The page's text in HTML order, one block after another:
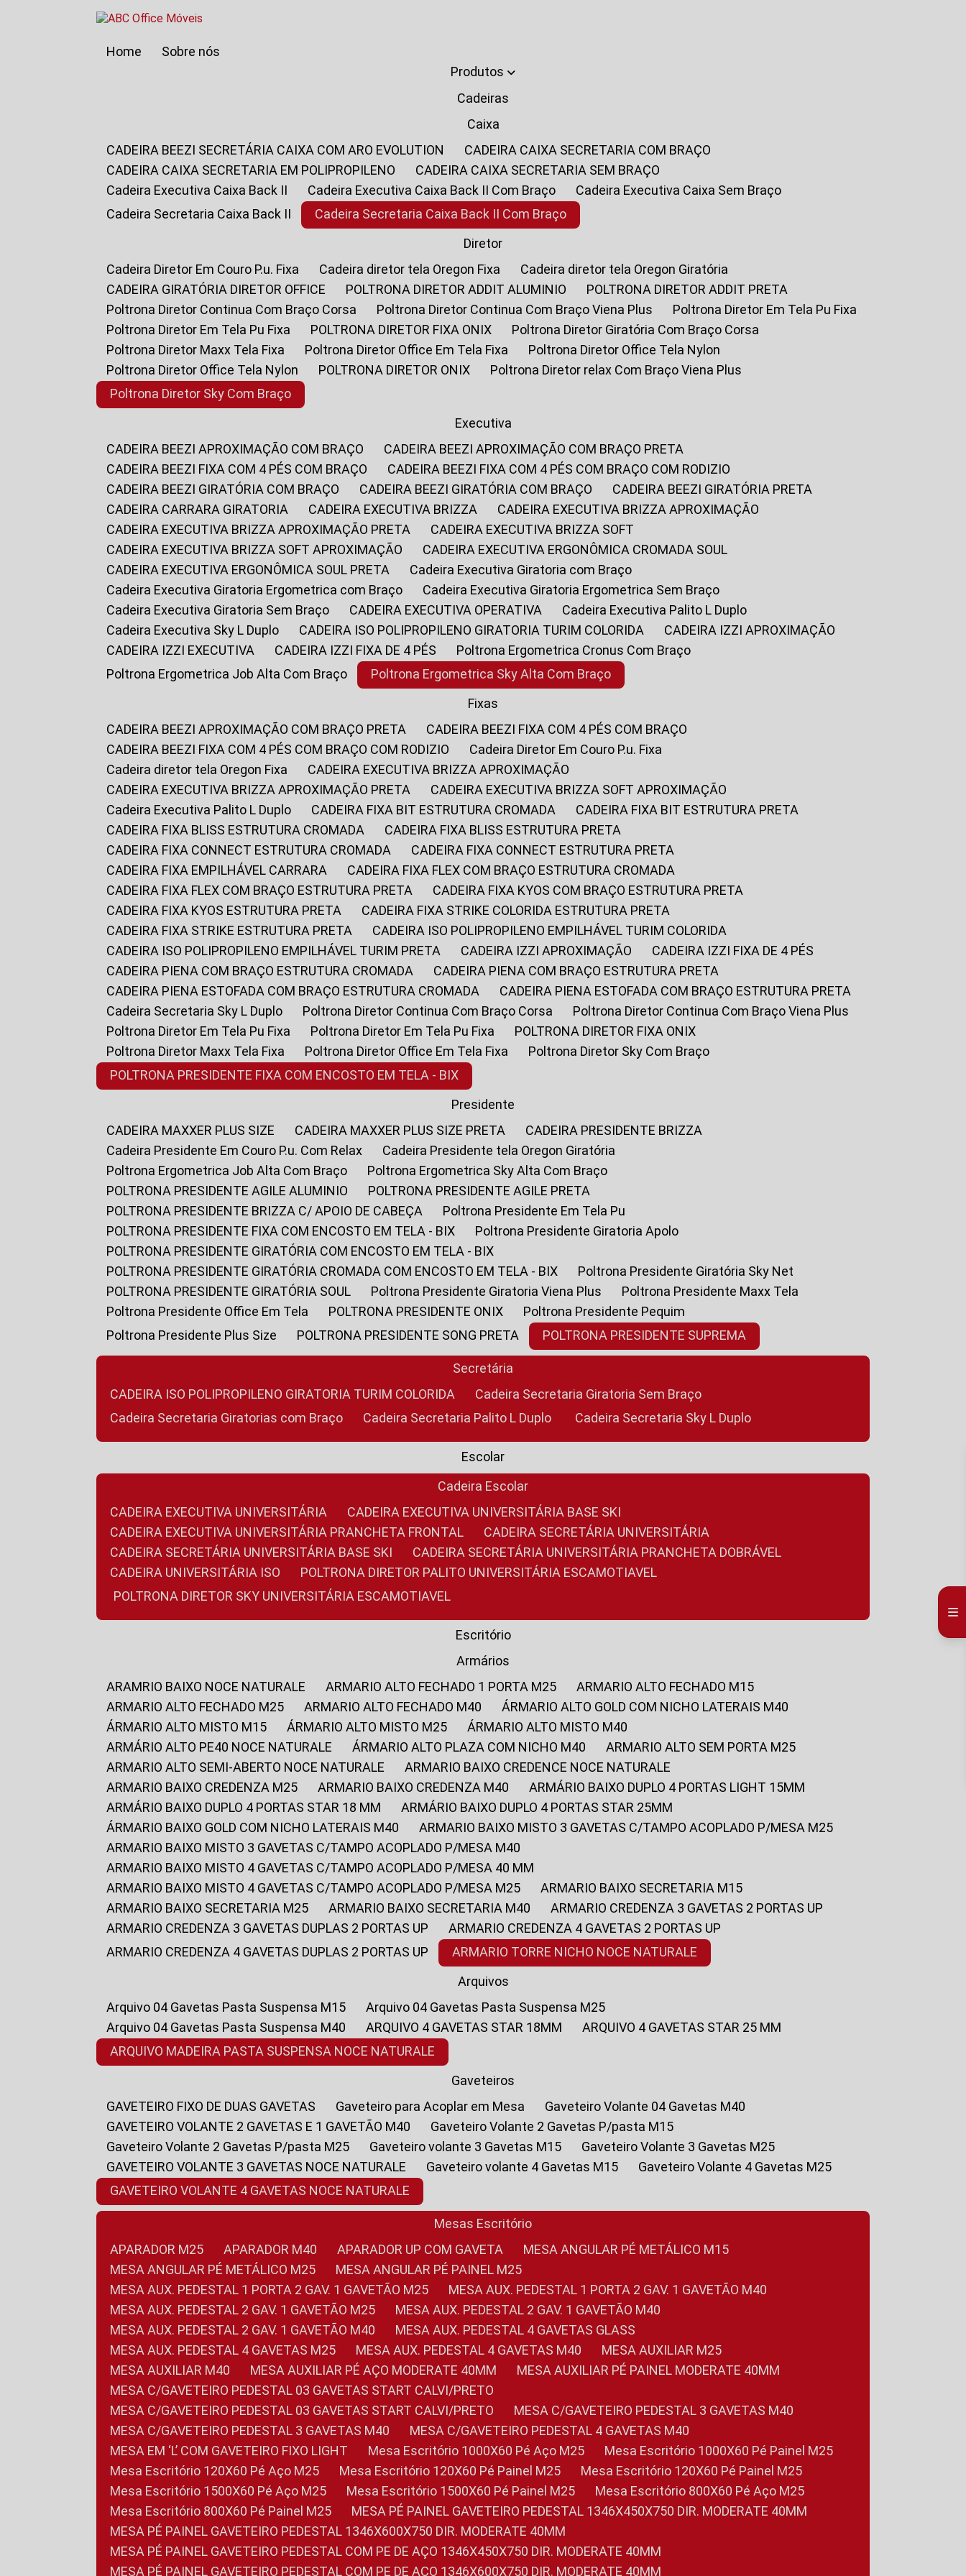
Home
Sobre nós
Produtos
Cadeiras
Caixa
CADEIRA BEEZI SECRETÁRIA CAIXA COM ARO EVOLUTION
CADEIRA CAIXA SECRETARIA COM BRAÇO
CADEIRA CAIXA SECRETARIA EM POLIPROPILENO
CADEIRA CAIXA SECRETARIA SEM BRAÇO
Cadeira Executiva Caixa Back II
Cadeira Executiva Caixa Back II Com Braço
Cadeira Executiva Caixa Sem Braço
Cadeira Secretaria Caixa Back II
Cadeira Secretaria Caixa Back II Com Braço
Diretor
Cadeira Diretor Em Couro P.u. Fixa
Cadeira diretor tela Oregon Fixa
Cadeira diretor tela Oregon Giratória
CADEIRA GIRATÓRIA DIRETOR OFFICE
POLTRONA DIRETOR ADDIT ALUMINIO
POLTRONA DIRETOR ADDIT PRETA
Poltrona Diretor Continua Com Braço Corsa
Poltrona Diretor Continua Com Braço Viena Plus
Poltrona Diretor Em Tela Pu Fixa
Poltrona Diretor Em Tela Pu Fixa
POLTRONA DIRETOR FIXA ONIX
Poltrona Diretor Giratória Com Braço Corsa
Poltrona Diretor Maxx Tela Fixa
Poltrona Diretor Office Em Tela Fixa
Poltrona Diretor Office Tela Nylon
Poltrona Diretor Office Tela Nylon
POLTRONA DIRETOR ONIX
Poltrona Diretor relax Com Braço Viena Plus
Poltrona Diretor Sky Com Braço
Executiva
CADEIRA BEEZI APROXIMAÇÃO COM BRAÇO
CADEIRA BEEZI APROXIMAÇÃO COM BRAÇO PRETA
CADEIRA BEEZI FIXA COM 4 PÉS COM BRAÇO
CADEIRA BEEZI FIXA COM 4 PÉS COM BRAÇO COM RODIZIO
CADEIRA BEEZI GIRATÓRIA COM BRAÇO
CADEIRA BEEZI GIRATÓRIA COM BRAÇO
CADEIRA BEEZI GIRATÓRIA PRETA
CADEIRA CARRARA GIRATORIA
CADEIRA EXECUTIVA BRIZZA
CADEIRA EXECUTIVA BRIZZA APROXIMAÇÃO
CADEIRA EXECUTIVA BRIZZA APROXIMAÇÃO PRETA
CADEIRA EXECUTIVA BRIZZA SOFT
CADEIRA EXECUTIVA BRIZZA SOFT APROXIMAÇÃO
CADEIRA EXECUTIVA ERGONÔMICA CROMADA SOUL
CADEIRA EXECUTIVA ERGONÔMICA SOUL PRETA
Cadeira Executiva Giratoria com Braço
Cadeira Executiva Giratoria Ergometrica com Braço
Cadeira Executiva Giratoria Ergometrica Sem Braço
Cadeira Executiva Giratoria Sem Braço
CADEIRA EXECUTIVA OPERATIVA
Cadeira Executiva Palito L Duplo
Cadeira Executiva Sky L Duplo
CADEIRA ISO POLIPROPILENO GIRATORIA TURIM COLORIDA
CADEIRA IZZI APROXIMAÇÃO
CADEIRA IZZI EXECUTIVA
CADEIRA IZZI FIXA DE 4 PÉS
Poltrona Ergometrica Cronus Com Braço
Poltrona Ergometrica Job Alta Com Braço
Poltrona Ergometrica Sky Alta Com Braço
Fixas
CADEIRA BEEZI APROXIMAÇÃO COM BRAÇO PRETA
CADEIRA BEEZI FIXA COM 4 PÉS COM BRAÇO
CADEIRA BEEZI FIXA COM 4 PÉS COM BRAÇO COM RODIZIO
Cadeira Diretor Em Couro P.u. Fixa
Cadeira diretor tela Oregon Fixa
CADEIRA EXECUTIVA BRIZZA APROXIMAÇÃO
CADEIRA EXECUTIVA BRIZZA APROXIMAÇÃO PRETA
CADEIRA EXECUTIVA BRIZZA SOFT APROXIMAÇÃO
Cadeira Executiva Palito L Duplo
CADEIRA FIXA BIT ESTRUTURA CROMADA
CADEIRA FIXA BIT ESTRUTURA PRETA
CADEIRA FIXA BLISS ESTRUTURA CROMADA
CADEIRA FIXA BLISS ESTRUTURA PRETA
CADEIRA FIXA CONNECT ESTRUTURA CROMADA
CADEIRA FIXA CONNECT ESTRUTURA PRETA
CADEIRA FIXA EMPILHÁVEL CARRARA
CADEIRA FIXA FLEX COM BRAÇO ESTRUTURA CROMADA
CADEIRA FIXA FLEX COM BRAÇO ESTRUTURA PRETA
CADEIRA FIXA KYOS COM BRAÇO ESTRUTURA PRETA
CADEIRA FIXA KYOS ESTRUTURA PRETA
CADEIRA FIXA STRIKE COLORIDA ESTRUTURA PRETA
CADEIRA FIXA STRIKE ESTRUTURA PRETA
CADEIRA ISO POLIPROPILENO EMPILHÁVEL TURIM COLORIDA
CADEIRA ISO POLIPROPILENO EMPILHÁVEL TURIM PRETA
CADEIRA IZZI APROXIMAÇÃO
CADEIRA IZZI FIXA DE 4 PÉS
CADEIRA PIENA COM BRAÇO ESTRUTURA CROMADA
CADEIRA PIENA COM BRAÇO ESTRUTURA PRETA
CADEIRA PIENA ESTOFADA COM BRAÇO ESTRUTURA CROMADA
CADEIRA PIENA ESTOFADA COM BRAÇO ESTRUTURA PRETA
Cadeira Secretaria Sky L Duplo
Poltrona Diretor Continua Com Braço Corsa
Poltrona Diretor Continua Com Braço Viena Plus
Poltrona Diretor Em Tela Pu Fixa
Poltrona Diretor Em Tela Pu Fixa
POLTRONA DIRETOR FIXA ONIX
Poltrona Diretor Maxx Tela Fixa
Poltrona Diretor Office Em Tela Fixa
Poltrona Diretor Sky Com Braço
POLTRONA PRESIDENTE FIXA COM ENCOSTO EM TELA - BIX
Presidente
CADEIRA MAXXER PLUS SIZE
CADEIRA MAXXER PLUS SIZE PRETA
CADEIRA PRESIDENTE BRIZZA
Cadeira Presidente Em Couro P.u. Com Relax
Cadeira Presidente tela Oregon Giratória
Poltrona Ergometrica Job Alta Com Braço
Poltrona Ergometrica Sky Alta Com Braço
POLTRONA PRESIDENTE AGILE ALUMINIO
POLTRONA PRESIDENTE AGILE PRETA
POLTRONA PRESIDENTE BRIZZA C/ APOIO DE CABEÇA
Poltrona Presidente Em Tela Pu
POLTRONA PRESIDENTE FIXA COM ENCOSTO EM TELA - BIX
Poltrona Presidente Giratoria Apolo
POLTRONA PRESIDENTE GIRATÓRIA COM ENCOSTO EM TELA - BIX
POLTRONA PRESIDENTE GIRATÓRIA CROMADA COM ENCOSTO EM TELA - BIX
Poltrona Presidente Giratória Sky Net
POLTRONA PRESIDENTE GIRATÓRIA SOUL
Poltrona Presidente Giratoria Viena Plus
Poltrona Presidente Maxx Tela
Poltrona Presidente Office Em Tela
POLTRONA PRESIDENTE ONIX
Poltrona Presidente Pequim
Poltrona Presidente Plus Size
POLTRONA PRESIDENTE SONG PRETA POLTRONA PRESIDENTE SUPREMA
Secretária
CADEIRA ISO POLIPROPILENO GIRATORIA TURIM COLORIDA
Cadeira Secretaria Giratoria Sem Braço
Cadeira Secretaria Giratorias com Braço
Cadeira Secretaria Palito L Duplo Cadeira Secretaria Sky L Duplo
Escolar
Cadeira Escolar
CADEIRA EXECUTIVA UNIVERSITÁRIA
CADEIRA EXECUTIVA UNIVERSITÁRIA BASE SKI
CADEIRA EXECUTIVA UNIVERSITÁRIA PRANCHETA FRONTAL
CADEIRA SECRETÁRIA UNIVERSITÁRIA
CADEIRA SECRETÁRIA UNIVERSITÁRIA BASE SKI
CADEIRA SECRETÁRIA UNIVERSITÁRIA PRANCHETA DOBRÁVEL
CADEIRA UNIVERSITÁRIA ISO
POLTRONA DIRETOR PALITO UNIVERSITÁRIA ESCAMOTIAVEL
POLTRONA DIRETOR SKY UNIVERSITÁRIA ESCAMOTIAVEL
Escritório
Armários
ARAMRIO BAIXO NOCE NATURALE
ARMARIO ALTO FECHADO 1 PORTA M25
ARMARIO ALTO FECHADO M15
ARMARIO ALTO FECHADO M25
ARMARIO ALTO FECHADO M40
ÁRMARIO ALTO GOLD COM NICHO LATERAIS M40
ÁRMARIO ALTO MISTO M15
ÁRMARIO ALTO MISTO M25
ÁRMARIO ALTO MISTO M40
ARMÁRIO ALTO PE40 NOCE NATURALE
ÁRMARIO ALTO PLAZA COM NICHO M40
ARMARIO ALTO SEM PORTA M25
ARMARIO ALTO SEMI-ABERTO NOCE NATURALE
ARMARIO BAIXO CREDENCE NOCE NATURALE
ARMARIO BAIXO CREDENZA M25
ARMARIO BAIXO CREDENZA M40
ARMÁRIO BAIXO DUPLO 4 PORTAS LIGHT 15MM
ARMÁRIO BAIXO DUPLO 4 PORTAS STAR 18 MM
ARMÁRIO BAIXO DUPLO 4 PORTAS STAR 25MM
ÁRMARIO BAIXO GOLD COM NICHO LATERAIS M40
ARMARIO BAIXO MISTO 3 GAVETAS C/TAMPO ACOPLADO P/MESA M25
ARMARIO BAIXO MISTO 3 GAVETAS C/TAMPO ACOPLADO P/MESA M40
ARMARIO BAIXO MISTO 4 GAVETAS C/TAMPO ACOPLADO P/MESA 40 MM
ARMARIO BAIXO MISTO 4 GAVETAS C/TAMPO ACOPLADO P/MESA M25
ARMARIO BAIXO SECRETARIA M15
ARMARIO BAIXO SECRETARIA M25
ARMARIO BAIXO SECRETARIA M40
ARMARIO CREDENZA 3 GAVETAS 2 PORTAS UP
ARMARIO CREDENZA 3 GAVETAS DUPLAS 2 PORTAS UP
ARMARIO CREDENZA 4 GAVETAS 2 PORTAS UP
ARMARIO CREDENZA 4 GAVETAS DUPLAS 2 PORTAS UP
ARMARIO TORRE NICHO NOCE NATURALE
Arquivos
Arquivo 04 Gavetas Pasta Suspensa M15
Arquivo 04 Gavetas Pasta Suspensa M25
Arquivo 04 Gavetas Pasta Suspensa M40
ARQUIVO 4 GAVETAS STAR 18MM
ARQUIVO 4 GAVETAS STAR 25 MM
ARQUIVO MADEIRA PASTA SUSPENSA NOCE NATURALE
Gaveteiros
GAVETEIRO FIXO DE DUAS GAVETAS
Gaveteiro para Acoplar em Mesa
Gaveteiro Volante 04 Gavetas M40
GAVETEIRO VOLANTE 2 GAVETAS E 1 GAVETÃO M40
Gaveteiro Volante 2 Gavetas P/pasta M15
Gaveteiro Volante 2 Gavetas P/pasta M25
Gaveteiro volante 3 Gavetas M15
Gaveteiro Volante 3 Gavetas M25
GAVETEIRO VOLANTE 3 GAVETAS NOCE NATURALE
Gaveteiro volante 4 Gavetas M15
Gaveteiro Volante 4 Gavetas M25
GAVETEIRO VOLANTE 4 GAVETAS NOCE NATURALE
Mesas Escritório
APARADOR M25
APARADOR M40 APARADOR UP COM GAVETA
MESA ANGULAR PÉ METÁLICO M15
MESA ANGULAR PÉ METÁLICO M25
MESA ANGULAR PÉ PAINEL M25
MESA AUX. PEDESTAL 1 PORTA 2 GAV. 1 GAVETÃO M25
MESA AUX. PEDESTAL 1 PORTA 2 GAV. 1 GAVETÃO M40
MESA AUX. PEDESTAL 2 GAV. 1 GAVETÃO M25
MESA AUX. PEDESTAL 2 GAV. 1 GAVETÃO M40
MESA AUX. PEDESTAL 2 GAV. 1 GAVETÃO M40
MESA AUX. PEDESTAL 4 GAVETAS GLASS
MESA AUX. PEDESTAL 4 GAVETAS M25
MESA AUX. PEDESTAL 4 GAVETAS M40
MESA AUXILIAR M25
MESA AUXILIAR M40
MESA AUXILIAR PÉ AÇO MODERATE 40MM
MESA AUXILIAR PÉ PAINEL MODERATE 40MM
MESA C/GAVETEIRO PEDESTAL 03 GAVETAS START CALVI/PRETO
MESA C/GAVETEIRO PEDESTAL 03 GAVETAS START CALVI/PRETO
MESA C/GAVETEIRO PEDESTAL 3 GAVETAS M40
MESA C/GAVETEIRO PEDESTAL 3 GAVETAS M40
MESA C/GAVETEIRO PEDESTAL 4 GAVETAS M40
MESA EM ‘L’ COM GAVETEIRO FIXO LIGHT
Mesa Escritório 1000X60 Pé Aço M25
Mesa Escritório 1000X60 Pé Painel M25
Mesa Escritório 120X60 Pé Aço M25
Mesa Escritório 120X60 Pé Painel M25
Mesa Escritório 120X60 Pé Painel M25
Mesa Escritório 1500X60 Pé Aço M25
Mesa Escritório 1500X60 Pé Painel M25
Mesa Escritório 800X60 Pé Aço M25
Mesa Escritório 800X60 Pé Painel M25
MESA PÉ PAINEL GAVETEIRO PEDESTAL 1346X450X750 DIR. MODERATE 40MM
MESA PÉ PAINEL GAVETEIRO PEDESTAL 1346X600X750 DIR. MODERATE 40MM
MESA PÉ PAINEL GAVETEIRO PEDESTAL COM PE DE AÇO 1346X450X750 DIR. MODERATE 40MM
MESA PÉ PAINEL GAVETEIRO PEDESTAL COM PE DE AÇO 1346X600X750 DIR. MODERATE 40MM